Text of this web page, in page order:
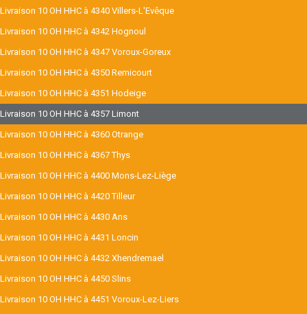
Livraison 10 OH HHC à 4340 Villers-L'Evêque
Livraison 10 OH HHC à 4342 Hognoul
Livraison 10 OH HHC à 4347 Voroux-Goreux
Livraison 10 OH HHC à 4350 Remicourt
Livraison 10 OH HHC à 4351 Hodeige
Livraison 10 OH HHC à 4357 Limont
Livraison 10 OH HHC à 4360 Otrange
Livraison 10 OH HHC à 4367 Thys
Livraison 10 OH HHC à 4400 Mons-Lez-Liège
Livraison 10 OH HHC à 4420 Tilleur
Livraison 10 OH HHC à 4430 Ans
Livraison 10 OH HHC à 4431 Loncin
Livraison 10 OH HHC à 4432 Xhendremael
Livraison 10 OH HHC à 4450 Slins
Livraison 10 OH HHC à 4451 Voroux-Lez-Liers